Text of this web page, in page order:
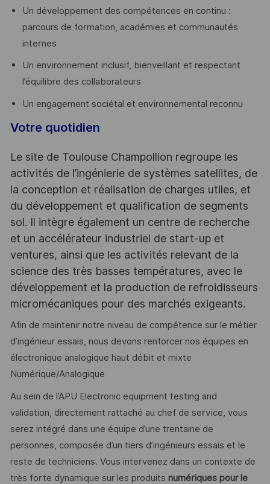
Un développement des compétences en continu :
parcours de formation, académies et communautés
internes
Un environnement inclusif, bienveillant et respectant
l’équilibre des collaborateurs
Un engagement sociétal et environnemental reconnu
Votre quotidien
Le site de Toulouse Champollion regroupe les
activités de l’ingénierie de systèmes satellites, de
la conception et réalisation de charges utiles, et
du développement et qualification de segments
sol. Il intègre également un centre de recherche
et un accélérateur industriel de start-up et
ventures, ainsi que les activités relevant de la
science des très basses températures, avec le
développement et la production de refroidisseurs
micromécaniques pour des marchés exigeants.
Afin de maintenir notre niveau de compétence sur le métier
d’ingénieur essais, nous devons renforcer nos équipes en
électronique analogique haut débit et mixte
Numérique/Analogique
Au sein de l’APU Electronic equipment testing and
validation, directement rattaché au chef de service, vous
serez intégré dans une équipe d’une trentaine de
personnes, composée d’un tiers d’ingénieurs essais et le
reste de techniciens. Vous intervenez dans un contexte de
très forte dynamique sur les produits numériques pour le